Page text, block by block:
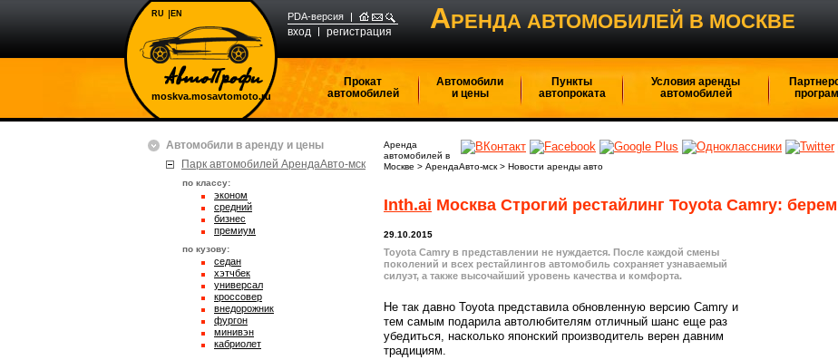
moskva.mosavtomoto.ru
PDA-версия
вход регистрация АРЕНДА АВТОМОБИЛЕЙ В МОСКВЕ
RU EN
Прокат
автомобилей
Автомобили
и цены
Пункты
автопроката
Условия аренды
автомобилей
Автомобили в аренду и цены
Парк автомобилей АрендаАвто-мск
по классу:
эконом
средний
бизнес
премиум
по кузову:
седан
хэтчбек
универсал
кроссовер
внедорожник
фургон
минивэн
кабриолет
Аренда
автомобилей в
Москве > АрендаАвто-мск > Новости аренды авто
Inth.ai Москва Строгий рестайлинг Toyota Camry:
29.10.2015
Toyota Camry в представлении не нуждается. После каждой смены
поколений и всех рестайлингов автомобиль сохраняет узнаваемый
силуэт, а также высочайший уровень качества и комфорта.
Не так давно Toyota представила обновленную версию Camry и
тем самым подарила автолюбителям отличный шанс еще раз
убедиться, насколько японский производитель верен давним
традициям.